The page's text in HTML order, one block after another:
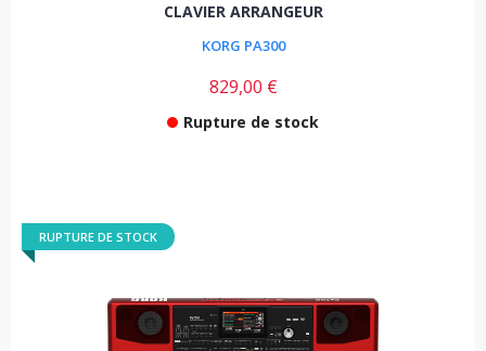
CLAVIER ARRANGEUR
KORG PA300
829,00 €
Rupture de stock
RUPTURE DE STOCK